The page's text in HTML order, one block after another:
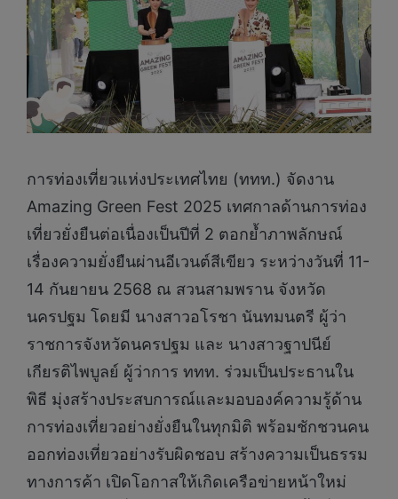
การท่องเที่ยวแห่งประเทศไทย (ททท.) จัดงาน
Amazing Green Fest 2025 เทศกาลด้านการท่อง
เที่ยวยั่งยืนต่อเนื่องเป็นปีที่ 2 ตอกย้ำภาพลักษณ์
เรื่องความยั่งยืนผ่านอีเวนต์สีเขียว ระหว่างวันที่ 11-
14 กันยายน 2568 ณ สวนสามพราน จังหวัด
นครปฐม โดยมี นางสาวอโรชา นันทมนตรี ผู้ว่า
ราชการจังหวัดนครปฐม และ นางสาวฐาปนีย์
เกียรติไพบูลย์ ผู้ว่าการ ททท. ร่วมเป็นประธานใน
พิธี มุ่งสร้างประสบการณ์และมอบองค์ความรู้ด้าน
การท่องเที่ยวอย่างยั่งยืนในทุกมิติ พร้อมชักชวนคน
ออกท่องเที่ยวอย่างรับผิดชอบ สร้างความเป็นธรรม
ทางการค้า เปิดโอกาสให้เกิดเครือข่ายหน้าใหม่